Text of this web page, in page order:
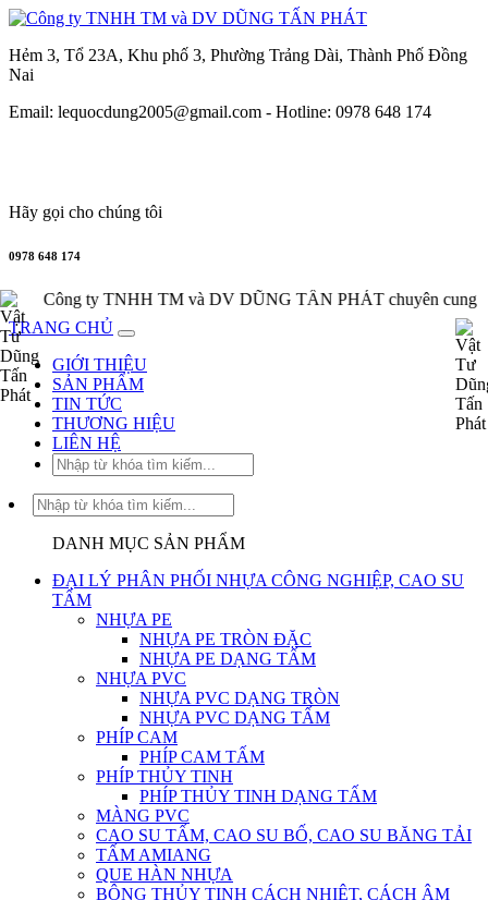
Hẻm 3, Tổ 23A, Khu phố 3, Phường Trảng Dài, Thành Phố Đồng
Nai
Email: lequocdung2005@gmail.com - Hotline: 0978 648 174
Hãy gọi cho chúng tôi
0978 648 174
TNHH TM và DV DŨNG TẤN PHÁT chuyên cung cấp, phân
TRANG CHỦ
GIỚI THIỆU
SẢN PHẨM
TIN TỨC
THƯƠNG HIỆU
LIÊN HỆ
TRANG
THIỆU
SẢN
PHẨM
THƯƠNG
HIỆU
TIN
TỨC
LIÊN
HỆ
DANH MỤC SẢN PHẨM
ĐẠI LÝ PHÂN PHỐI NHỰA CÔNG NGHIỆP, CAO SU
TẤM
NHỰA PE
NHỰA PE TRÒN ĐẶC
NHỰA PE DẠNG TẤM
NHỰA PVC
NHỰA PVC DẠNG TRÒN
NHỰA PVC DẠNG TẤM
PHÍP CAM
PHÍP CAM TẤM
PHÍP THỦY TINH
PHÍP THỦY TINH DẠNG TẤM
MÀNG PVC
CAO SU TẤM, CAO SU BỐ, CAO SU BĂNG TẢI
TẤM AMIANG
QUE HÀN NHỰA
BÔNG THỦY TINH CÁCH NHIỆT, CÁCH ÂM